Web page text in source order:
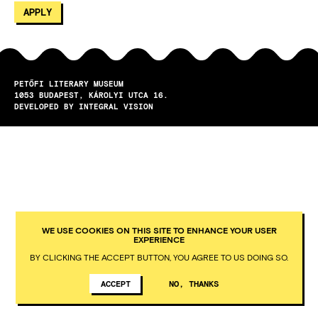
PETŐFI LITERARY MUSEUM
1053
BUDAPEST
KÁROLYI UTCA 16.
DEVELOPED BY INTEGRAL VISION
WE USE COOKIES ON THIS SITE TO ENHANCE YOUR USER
EXPERIENCE
BY CLICKING THE ACCEPT BUTTON, YOU AGREE TO US DOING SO.
ACCEPT NO, THANKS